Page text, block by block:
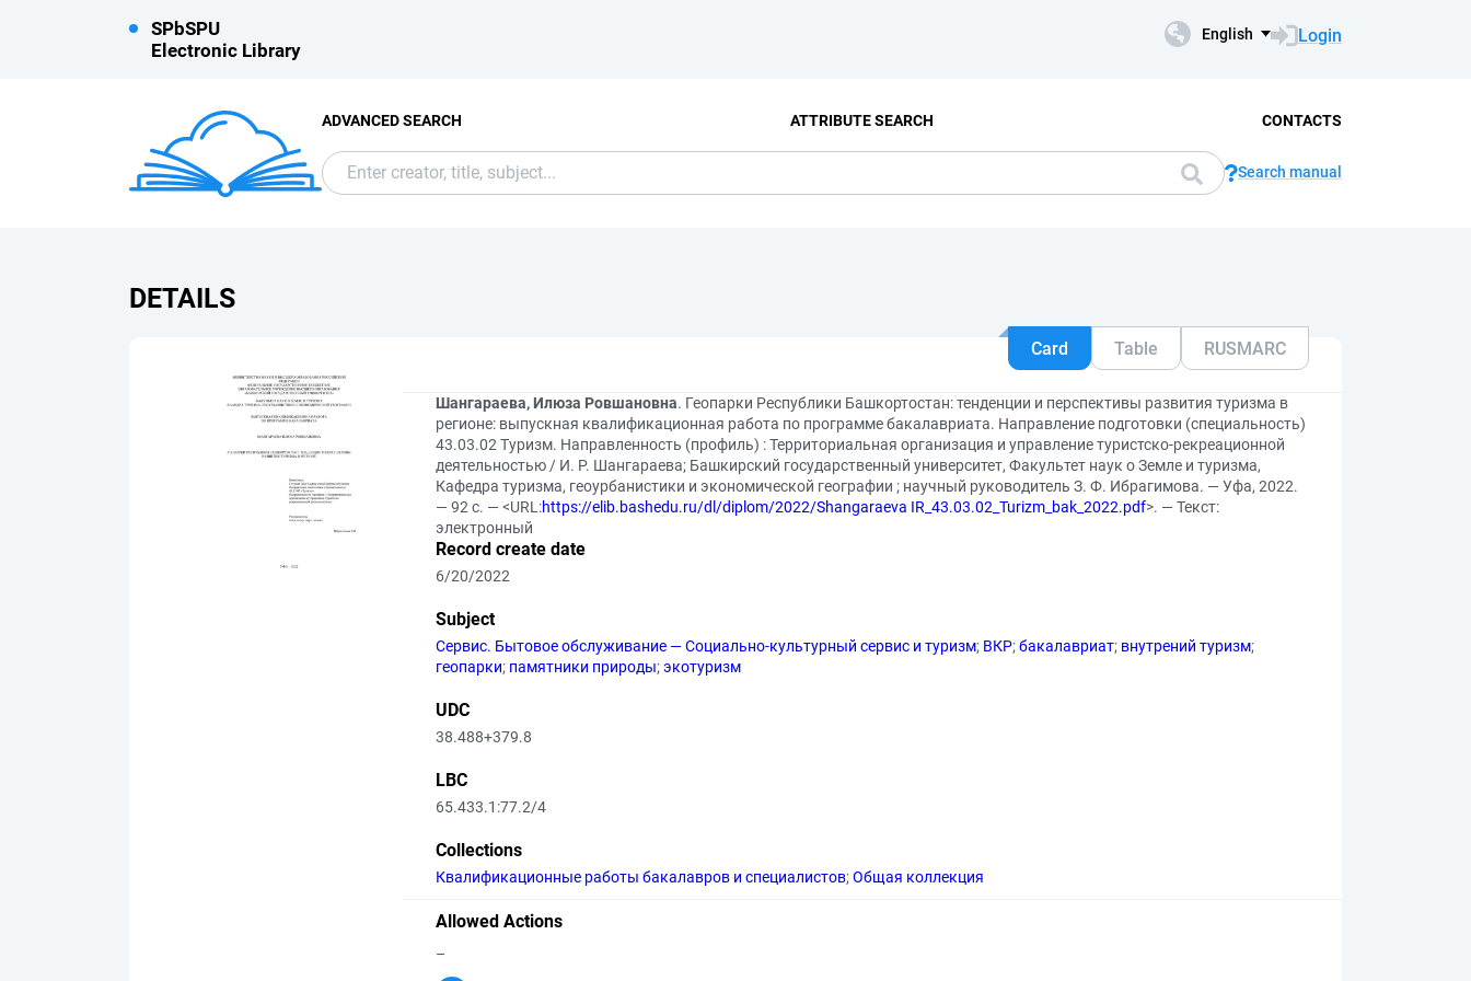
SPbSPU
Electronic Library
English Login
ADVANCED SEARCH ATTRIBUTE SEARCH CONTACTS
Search manual
DETAILS
Card Table RUSMARC
Шангараева, Илюза Ровшановна. Геопарки Республики Башкортостан: тенденции и перспективы развития туризма в
регионе: выпускная квалификационная работа по программе бакалавриата. Направление подготовки (специальность)
43.03.02 Туризм. Направленность (профиль) : Территориальная организация и управление туристско-рекреационной
деятельностью / И. Р. Шангараева; Башкирский государственный университет, Факультет наук о Земле и туризма,
Кафедра туризма, геоурбанистики и экономической географии ; научный руководитель З. Ф. Ибрагимова. — Уфа, 2022.
— 92 с. — <URL:https://elib.bashedu.ru/dl/diplom/2022/Shangaraeva IR_43.03.02_Turizm_bak_2022.pdf>. — Текст:
электронный
Record create date
6/20/2022
Subject
Сервис. Бытовое обслуживание — Социально-культурный сервис и туризм; ВКР;бакалавриат; внутрений туризм;
геопарки; памятники природы;экотуризм
UDC
38.488+379.8
LBC
65.433.1:77.2/4
Collections
Квалификационные работы бакалавров и специалистов;Общая коллекция
Allowed Actions
–